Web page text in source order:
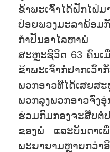
ຂ້າພະເຈົ້າໄດ້ຝັກໄຝ່
ປ່ອຍພວງມະລາພ້ອມ
ກຳປັ່ນອາໄລຫາພໍ່
ສະຫຼະຊີວິດ 63 ຄົນເ
ຂ້າພະເຈົ້າກໍ່ຢາກເ
ພວກອາວທີ່ໄດ້ເສຍ
ພວກລຸງພວກອາວຈົ່ງ
ຮ່ວມກົມກອງຈະສືບຕໍ່
ຂອງພໍ່ ແລະບັນດາເ
ພະຍາຍາມຫຼາຍກວ່າອີ